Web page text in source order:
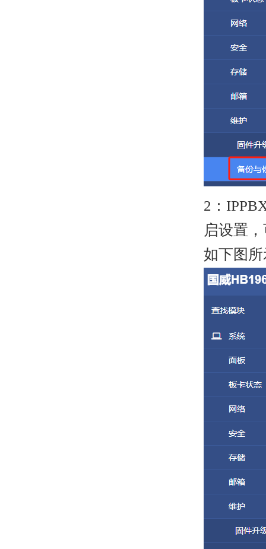
2：
启设置
如下图